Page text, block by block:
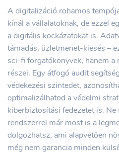
A digitalizáció rohamos
kínál a vállalatoknak, de ezzel
a digitális kockázatokat is.
támadás, üzletmenet-kiesés –
sci-fi forgatókönyvek, hanem a
részei. Egy átfogó audit
védekezési szintedet,
optimalizálhatod a védelmi
kiberbiztosítási fedezetet is. Ne
rendszerrel már most is a
dolgozhatsz, ami alapvetően
még nem garancia minden